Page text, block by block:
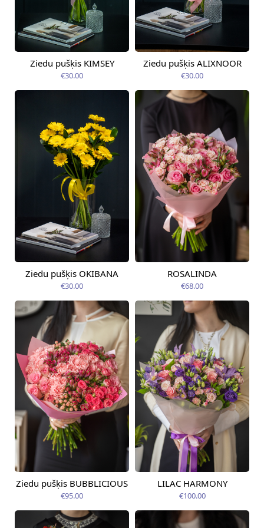
Pieejama no
14.08.2026
Ziedu pušķis KIMSEY
€30.00
Pieejama no
14.08.2026
Ziedu pušķis ALIXNOOR
€30.00
Pieejama no
14.08.2026
Ziedu pušķis OKIBANA
€30.00
Pieejama no
ROSALINDA
€68.00
Pieejama no
12.08.2026
Ziedu pušķis BUBBLICIOUS
€95.00
Pieejams šodien
LILAC HARMONY
€100.00